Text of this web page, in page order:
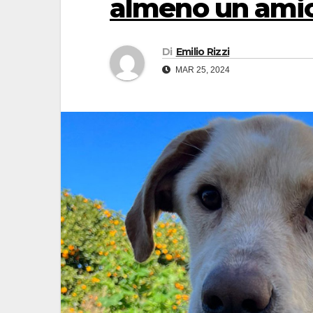
almeno un
Di Emilio Rizzi
MAR 25, 2024